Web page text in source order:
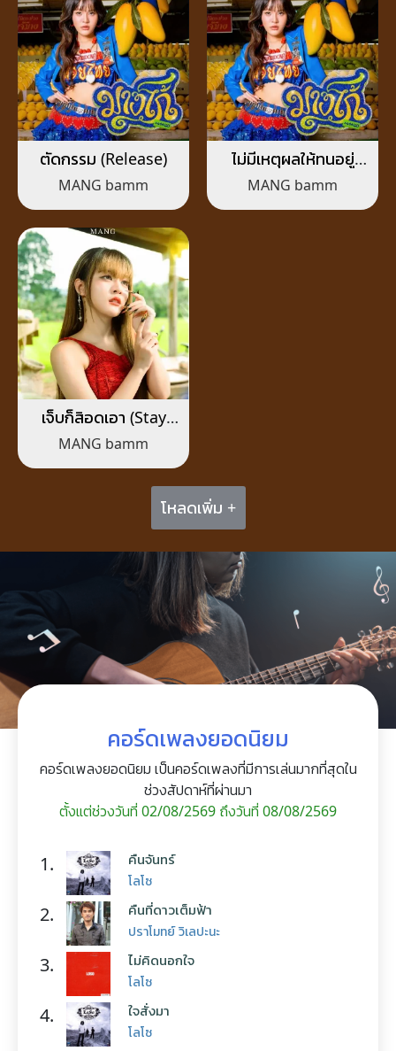
ตัดกรรม (Release)
MANG bamm
ไม่มีเหตุผลให้ทนอยู่
(Done)
MANG bamm
เจ็บก็สิอดเอา (Stay
Strong)
MANG bamm
โหลดเพิ่ม +
คอร์ดเพลงยอดนิยม
คอร์ดเพลงยอดนิยม เป็นคอร์ดเพลงที่มีการเล่นมากที่สุดใน
ช่วงสัปดาห์ที่ผ่านมา
ตั้งแต่ช่วงวันที่ 02/08/2569 ถึงวันที่ 08/08/2569
1. คืนจันทร์
โลโซ
2. คืนที่ดาวเต็มฟ้า
ปราโมทย์ วิเลปะนะ
3. ไม่คิดนอกใจ
โลโซ
4. ใจสั่งมา
โลโซ